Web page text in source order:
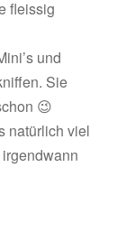
fleissig
und
Sie
😉
natürlich viel